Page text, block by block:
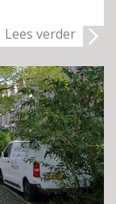
Lees verder